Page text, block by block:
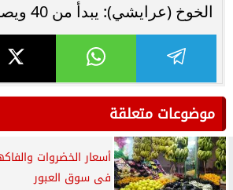
الخوخ (عرايشي): يبدأ من 40 ويصل إلى 65 جنيهاً
موضوعات متعلقة
فى سوق العبور